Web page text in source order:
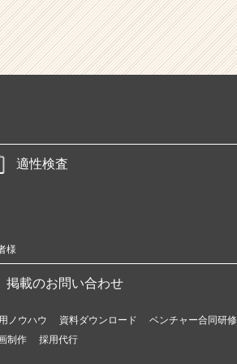
適性検査
様
掲載のお問い合わせ
ノウハウ 資料ダウンロード ベンチャー合同研修
制作
採用代行